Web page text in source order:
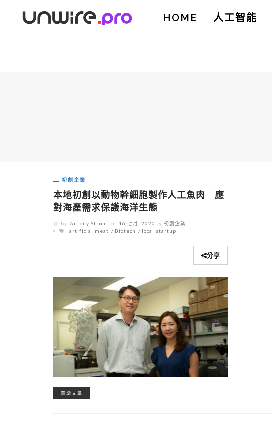
HOME 人工智能
初創企業
本地初創以動物幹細胞製作人工魚肉 應
對海產需求保護海洋生態
by Antony Shum on 16 七月, 2020
初創企業
artificial meat
Biotech local startup
分享
閱讀文章